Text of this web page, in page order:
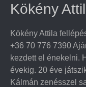
Kökény
Kökény Attila
+36 70 776 7390
kezdett el énekelni.
évekig. 20 éve
Kálmán zenésszel